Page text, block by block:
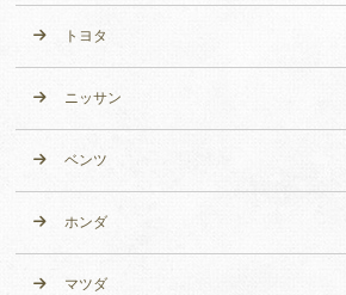
トヨタ
ニッサン
ベンツ
ホンダ
マツダ